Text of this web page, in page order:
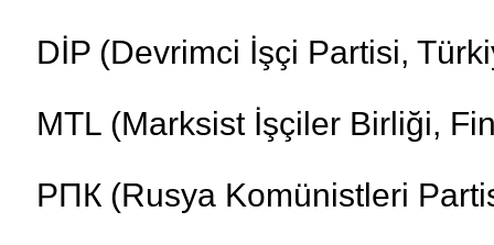
DİP (Devrimci İşçi Partisi,
MTL (Marksist İşçiler Birliği,
ΡΠК (Rusya Komünistleri